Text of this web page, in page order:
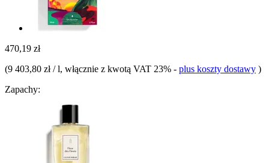
470,19 zł
(9 403,80 zł / l, włącznie z kwotą VAT 23% - plus koszty dostawy )
Zapachy: